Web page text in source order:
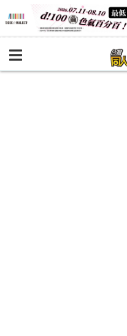
BOOKY書集倉庫